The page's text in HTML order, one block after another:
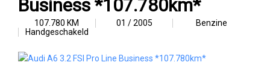
Business *107.780km*
107.780 KM 01 / 2005
Benzine
Handgeschakeld